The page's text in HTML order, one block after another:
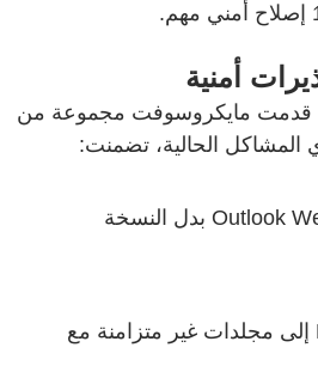
أمنية
قدمت مايكروسوفت مجموعة من
المشاكل الحالية، تضمنت:
استخدام Outlook Web App بدل النسخة
نقل ملفات PST إلى مجلدات غير متزامنة مع